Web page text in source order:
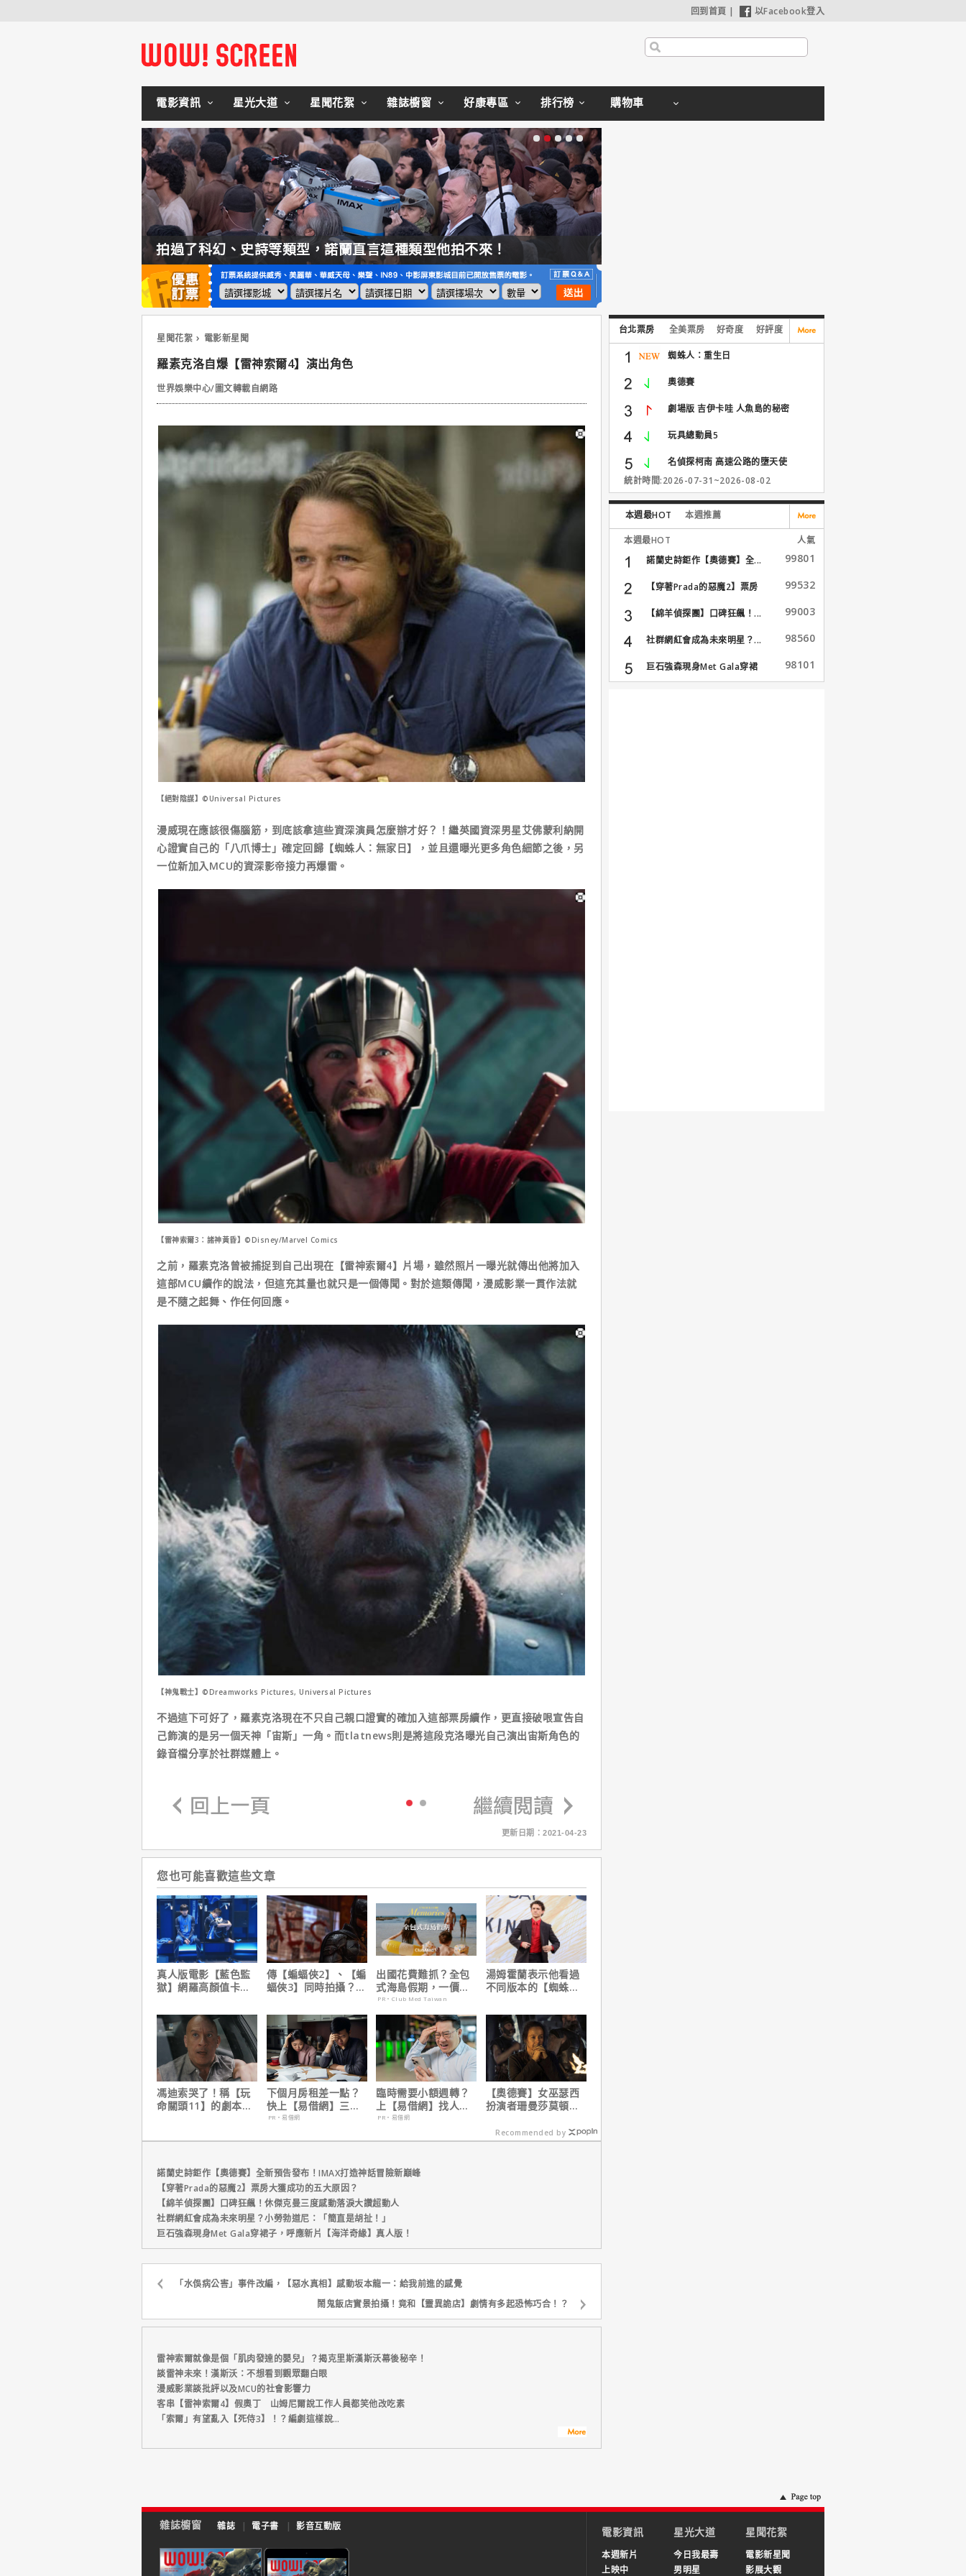
回到首頁 | 以Facebook登入
電影資訊 星光大道 星聞花絮 雜誌櫥窗 好康專區 排行榜 購物車
拍過了科幻、史詩等類型，諾蘭直言這種類型他拍不來！
星聞花絮 電影新星聞
羅素克洛自爆【雷神索爾4】演出角色
世界娛樂中心/圖文轉載自網路
【絕對陰謀】©Universal Pictures
漫威現在應該很傷腦筋，到底該拿這些資深演員怎麼辦才好？！繼英國資深男星艾佛蒙利納開
心證實自己的「八爪博士」確定回歸【蜘蛛人：無家日】，並且還曝光更多角色細節之後，另
一位新加入MCU的資深影帝接力再爆雷。
【雷神索爾3：諸神黃昏】©Disney/Marvel Comics
之前，羅素克洛曾被捕捉到自己出現在【雷神索爾4】片場，雖然照片一曝光就傳出他將加入
這部MCU續作的說法，但這充其量也就只是一個傳聞。對於這類傳聞，漫威影業一貫作法就
是不隨之起舞、作任何回應。
【神鬼戰士】©Dreamworks Pictures, Universal Pictures
不過這下可好了，羅素克洛現在不只自己親口證實的確加入這部票房續作，更直接破哏宣告自
己飾演的是另一個天神「宙斯」一角。而tlatnews則是將這段克洛曝光自己演出宙斯角色的
錄音檔分享於社群媒體上。
更新日期：2021-04-23
您也可能喜歡這些文章
真人版電影【藍色監
獄】網羅高顏值卡司
傳【蝙蝠俠2】、【蝙
蝠俠3】同時拍攝？詹
出國花費難抓？全包
式海島假期，一價搞
定食宿玩樂，省錢更
省心！
PR・Club Med Taiwan
湯姆霍蘭表示他看過
不同版本的【蜘蛛
這版完全不行！
馮迪索哭了！稱【玩
命關頭11】的劇本是
下個月房租差一點？
快上【易借網】三分
鐘解決燃眉之急
PR・易借網
臨時需要小額週轉？
上【易借網】找人
幫！資金快速到位
PR・易借網
【奧德賽】女巫瑟西
扮演者珊曼莎莫頓曝
戲！
Recommended by
諾蘭史詩鉅作【奧德賽】全新預告發布！IMAX打造神話冒險新巔峰
【穿著Prada的惡魔2】票房大獲成功的五大原因？
【綿羊偵探團】口碑狂飆！休傑克曼三度感動落淚大讚超動人
社群網紅會成為未來明星？小勞勃道尼：「簡直是胡扯！」
巨石強森現身Met Gala穿裙子，呼應新片【海洋奇緣】真人版！
「水俁病公害」事件改編，【惡水真相】感動坂本龍一：給我前進的感覺
鬧鬼飯店實景拍攝！竟和【靈異詭店】劇情有多起恐怖巧合！？
雷神索爾就像是個「肌肉發達的嬰兒」？揭克里斯漢斯沃幕後秘辛！
談雷神未來！漢斯沃：不想看到觀眾翻白眼
漫威影業談批評以及MCU的社會影響力
客串【雷神索爾4】假奧丁 山姆尼爾說工作人員都笑他改吃素
「索爾」有望亂入【死侍3】！？編劇這樣說…
台北票房 全美票房 好奇度 好評度
蜘蛛人：重生日
奧德賽
劇場版 吉伊卡哇 人魚島的秘密
玩具總動員5
名偵探柯南 高速公路的墮天使
統計時間:2026-07-31~2026-08-02
本週最HOT 本週推薦
本週最HOT
人氣
諾蘭史詩鉅作【奧德賽】全...
99801
【穿著Prada的惡魔2】票房
99532
【綿羊偵探團】口碑狂飆！... 99003
社群網紅會成為未來明星？... 98560
巨石強森現身Met Gala穿裙
子...
98101
雜誌櫥窗 雜誌 | 電子書 | 影音互動版 電影資訊
本週新片
上映中
星光大道
今日我最壽
男明星
星聞花絮
電影新星聞
影展大觀